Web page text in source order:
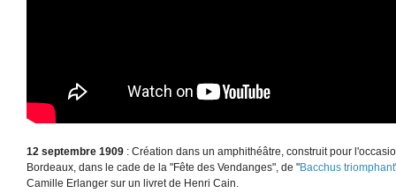
12 septembre 1909 : Création dans un amphithéâtre, construit pour
Bordeaux, dans le cade de la "Fête des Vendanges", de "Bacchus triomphant
Camille Erlanger sur un livret de Henri Cain.